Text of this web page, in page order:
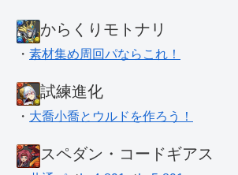
からくりモトナリ
・ 素材集め周回パならこれ！
試練進化
・ 大喬小喬とウルドを作ろう！
スペダン・コードギアス